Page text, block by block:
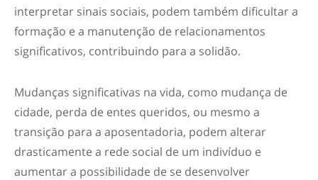
interpretar sinais sociais, podem também dificultar a
formação e a manutenção de relacionamentos
significativos, contribuindo para a solidão.
Mudanças significativas na vida, como mudança de
cidade, perda de entes queridos, ou mesmo a
transição para a aposentadoria, podem alterar
drasticamente a rede social de um indivíduo e
aumentar a possibilidade de se desenvolver